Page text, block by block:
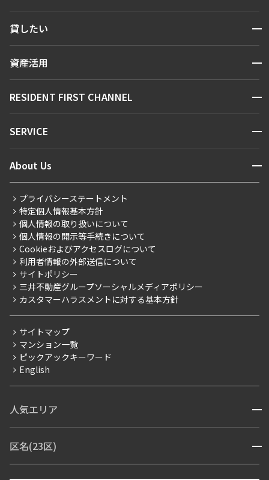
人気エリアから探す
新着情報から探す
新着募集情報
こだわりから探す
こだわり一覧
プレミアムマンション
新築
当社限定（港区・渋谷区）
当社限定（港区・渋谷区以外）
三井不動産企画
賃料改定
フリーレント
ペット可
ブランドマンション
貸したい 開閉
お問い合わせ
資産活用 開閉
お問い合わせ
RESIDENT FIRST CHANNEL 開閉
マンションレポート
住まいのコラム
SERVICE 開閉
会員ページ
ご入居・提携サービス
お部屋探しからご契約まで
よくあるご質問
社宅紹介
【仲介会社様向け】当社仲介事業部取り扱い物件入居申込
About Us 開閉
会社情報
事業案内
採用情報
ニュースリリース
お問い合わせ
プライバシーステートメント
特定個人情報基本方針
個人情報の取り扱いについて
個人情報の開示等手続きについて
Cookieおよびアクセスログについて
利用者情報の外部送信について
サイトポリシー
三井不動産グループソーシャルメディアポリシー
カスタマーハラスメントに対する基本方針
サイトマップ
マンション一覧
ピックアックキーワード
English
人気エリア 開閉
青山・表参道・原宿
区名(23区) 開閉